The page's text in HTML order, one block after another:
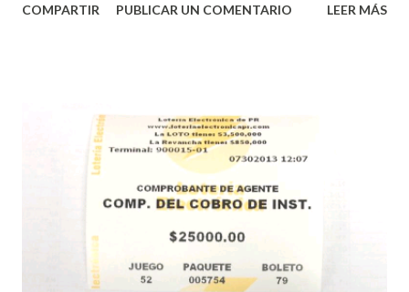
proteger la salud de nuestros empleados, vendedores y
instantáneos”, indicó López. Sobre el sorteo de Powerball,
López explicó que el mismo se continuará realizando en los
Estados Unidos y los jugadores podrán conocer los
números ganadores del mismo a través de la página
aquellos con jugadas anticipadas de los sorteos locales (
Loto, Revancha, Pega 2, Pega 3 Pega 4 ) se les informará
COMPARTIR PUBLICAR UN COMENTARIO LEER MÁS